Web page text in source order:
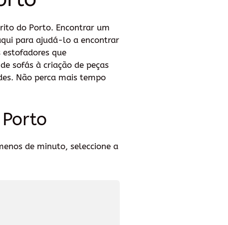
do Porto. Encontrar um
para ajudá-lo a encontrar
que
sofás à criação de peças
Não perca mais tempo
de minuto, seleccione a